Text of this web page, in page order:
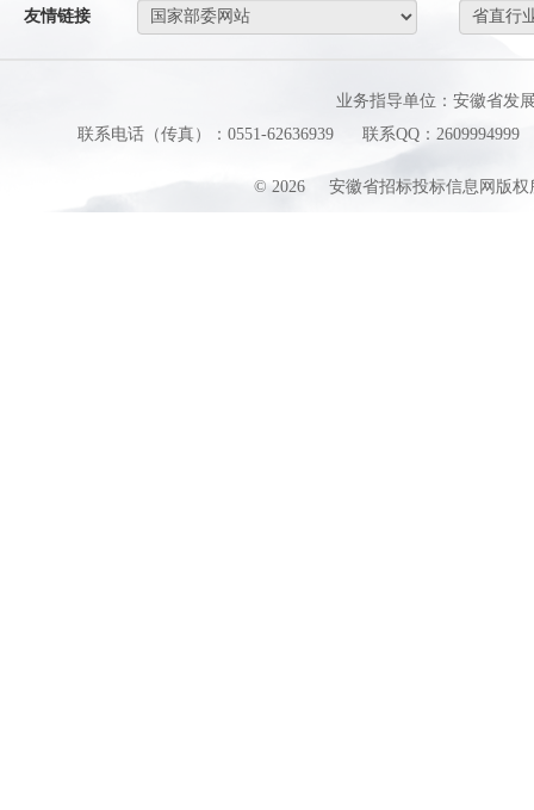
友情链接
业务指导单位：安徽省发
联系电话（传真）：0551-62636939
联系QQ：2609994999
© 2026 安徽省招标投标信息网版